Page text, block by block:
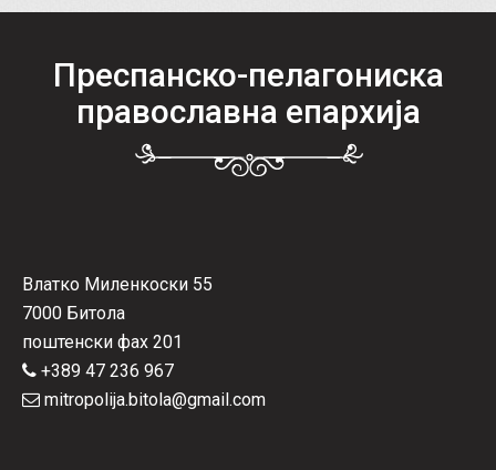
Преспанско-пелагониска
православна епархија
Влатко Миленкоски 55
7000 Битола
поштенски фах 201
+389 47 236 967
mitropolija.bitola@gmail.com